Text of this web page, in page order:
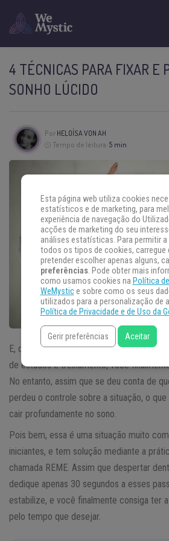
4 TÉCNICAS PARA FIXAR E
SONHO LÚCIDO
Por HELOÍSA VON AH
Tempo de leitura: 5 min
E, de repente, você conseguiu. Depois
de estudos e treinamento, você
No entanto, assim que se deu conta de
perdeu o controle sobre a situação, o
cair profundamente no sono.
Pois bem, essa é uma situação muito
iniciantes, e tem solução mediante a
chamada REME. Assim que despertar
dedique apenas 30 segundos a esses
estabilize, e você finalmente consiga ter
pelo tempo que desejar.
Esta página web utiliza cookies
estatísticos e de marketing, para
experiência de navegação do
acções de marketing do seu
análises estatísticas. Para permitir
todos os tipos de cookies, carregue
pretender escolher apenas alguns,
preferências. Pode obter mais
como usamos cookies na Política
WeMystice sobre como os seus
utilizados para a personalização de
Política de Privacidade e de Uso da
Gerir preferências Aceitar